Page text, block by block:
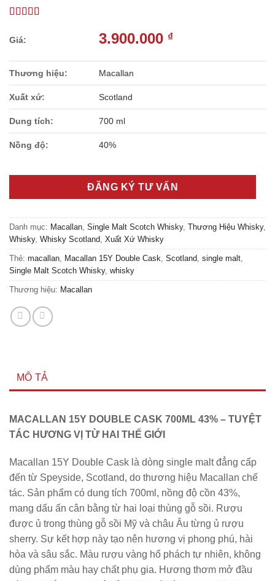
3.900.000 ₫
Thương hiệu: Macallan
Xuất xứ: Scotland
Dung tích: 700 ml
Nồng độ: 40%
ĐĂNG KÝ TƯ VẤN
Danh mục: Macallan Single Malt Scotch Whisky, Thương Hiệu Whisky,
Whisky, Whisky Scotland Xuất Xứ Whisky
Thẻ: macallan Macallan 15Y Double Cask Scotland single malt
Single Malt Scotch Whisky, whisky
Thương hiệu: Macallan
MÔ TẢ
MACALLAN 15Y DOUBLE CASK 700ML 43% – TUYỆT
TÁC HƯƠNG VỊ TỪ HAI THẾ GIỚI
Macallan 15Y Double Cask là dòng single malt đẳng cấp
đến từ Speyside, Scotland, do thương hiệu Macallan chế
tác. Sản phẩm có dung tích 700ml, nồng độ cồn 43%,
mang dấu ấn cân bằng từ hai loại thùng gỗ sồi. Rượu
được ủ trong thùng gỗ sồi Mỹ và châu Âu từng ủ rượu
sherry. Sự kết hợp này tạo nên hương vị phong phú, hài
hòa và sâu sắc. Màu rượu vàng hổ phách tự nhiên, không
dùng phẩm màu hay chất phụ gia. Hương thơm mở đầu